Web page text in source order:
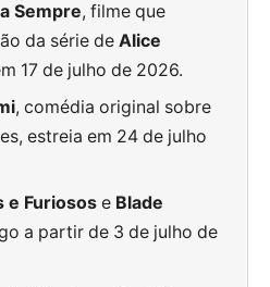
Sempre, filme que
da série deAlice
17 de julho de 2026.
, comédia original sobre
estreia em 24 de julho
e Furiosos e Blade
a partir de 3 de julho de